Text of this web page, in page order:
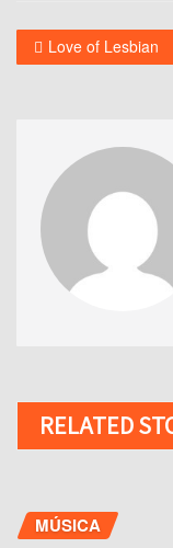
Love of Lesbian
RELATED
MÚSICA